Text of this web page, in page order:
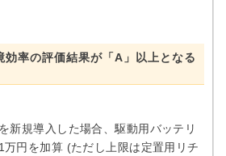
率の評価結果が「A」以上となる
新規導入した場合、駆動用バッテリ
円を加算 (ただし上限は定置用リチ